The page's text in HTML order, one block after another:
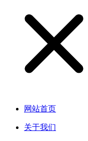
网站首页
关于我们